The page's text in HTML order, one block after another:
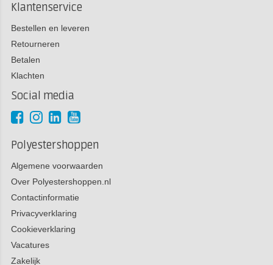
Klantenservice
Bestellen en leveren
Retourneren
Betalen
Klachten
Social media
Polyestershoppen
Algemene voorwaarden
Over Polyestershoppen.nl
Contactinformatie
Privacyverklaring
Cookieverklaring
Vacatures
Zakelijk